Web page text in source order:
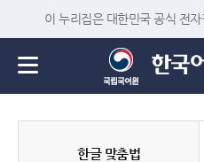
이 누리집은 대한민국 공식 전
한글 맞춤법